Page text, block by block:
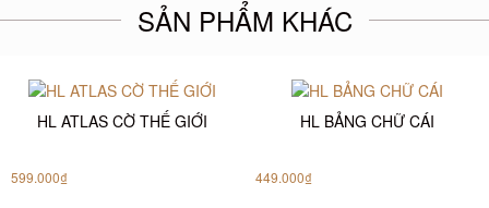
SẢN PHẨM KHÁC
HL ATLAS CỜ THẾ GIỚI
599.000₫
HL BẢNG CHỮ CÁI
449.000₫